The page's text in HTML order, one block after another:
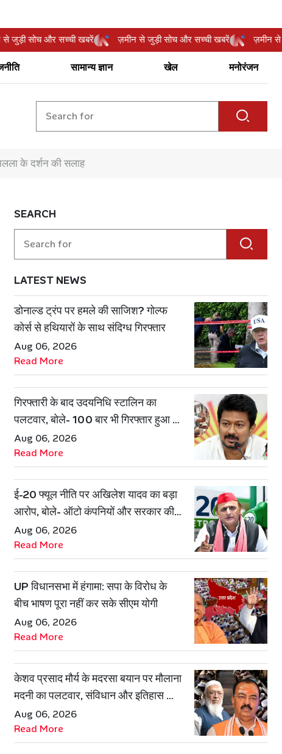
से जुड़ी सोच और सच्ची खबरें ज़मीन से जुड़ी सोच और सच्ची खबरें
सामान्य ज्ञान खेल मनोरंजन
के दर्शन की सलाह
SEARCH
LATEST NEWS
डोनाल्ड ट्रंप पर हमले की साजिश? गोल्फ
कोर्स से हथियारों के साथ संदिग्ध गिरफ्तार
Aug 06, 2026
Read More
गिरफ्तारी के बाद उदयनिधि स्टालिन का
पलटवार, बोले- 100 बार भी गिरफ्तार हुआ तो
नहीं डरूंगा
Aug 06, 2026
Read More
ई-20 फ्यूल नीति पर अखिलेश यादव का बड़ा
आरोप, बोले- ऑटो कंपनियों और सरकार की
हो सकती है मिलीभगत
Aug 06, 2026
Read More
UP विधानसभा में हंगामा: सपा के विरोध के
बीच भाषण पूरा नहीं कर सके सीएम योगी
Aug 06, 2026
Read More
केशव प्रसाद मौर्य के मदरसा बयान पर मौलाना
मदनी का पलटवार, संविधान और इतिहास का
दिया हवाला
Aug 06, 2026
Read More